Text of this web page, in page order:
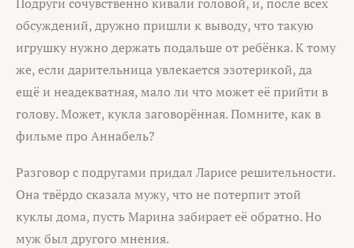
обсуждений, дружно пришли к выводу, что такую
игрушку нужно держать подальше от ребёнка. К тому
же, если дарительница увлекается эзотерикой, да
ещё и неадекватная, мало ли что может её прийти в
голову. Может, кукла заговорённая. Помните, как в
фильме про Аннабель?
Разговор с подругами придал Ларисе решительности.
Она твёрдо сказала мужу, что не потерпит этой
куклы дома, пусть Марина забирает её обратно. Но
муж был другого мнения.